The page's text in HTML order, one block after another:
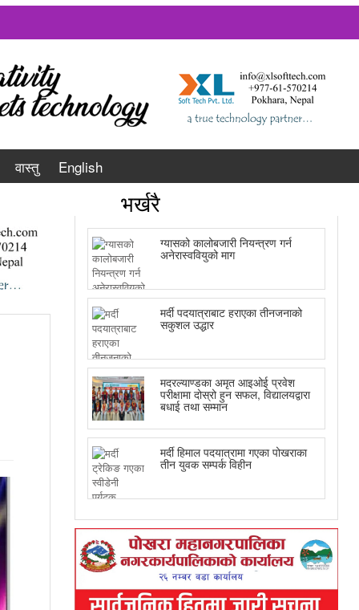
वास्तु English
भर्खरै
ग्यासको कालोबजारी नियन्त्रण गर्न
अनेरास्ववियुको माग
मर्दी पदयात्राबाट हराएका तीनजनाको
सकुशल उद्धार
मदरल्याण्डका अमृत आइओई प्रवेश
परीक्षामा दोस्रो हुन सफल, विद्यालयद्वारा
बधाई तथा सम्मान
मर्दी हिमाल पदयात्रामा गएका पोखराका
तीन युवक सम्पर्क विहीन